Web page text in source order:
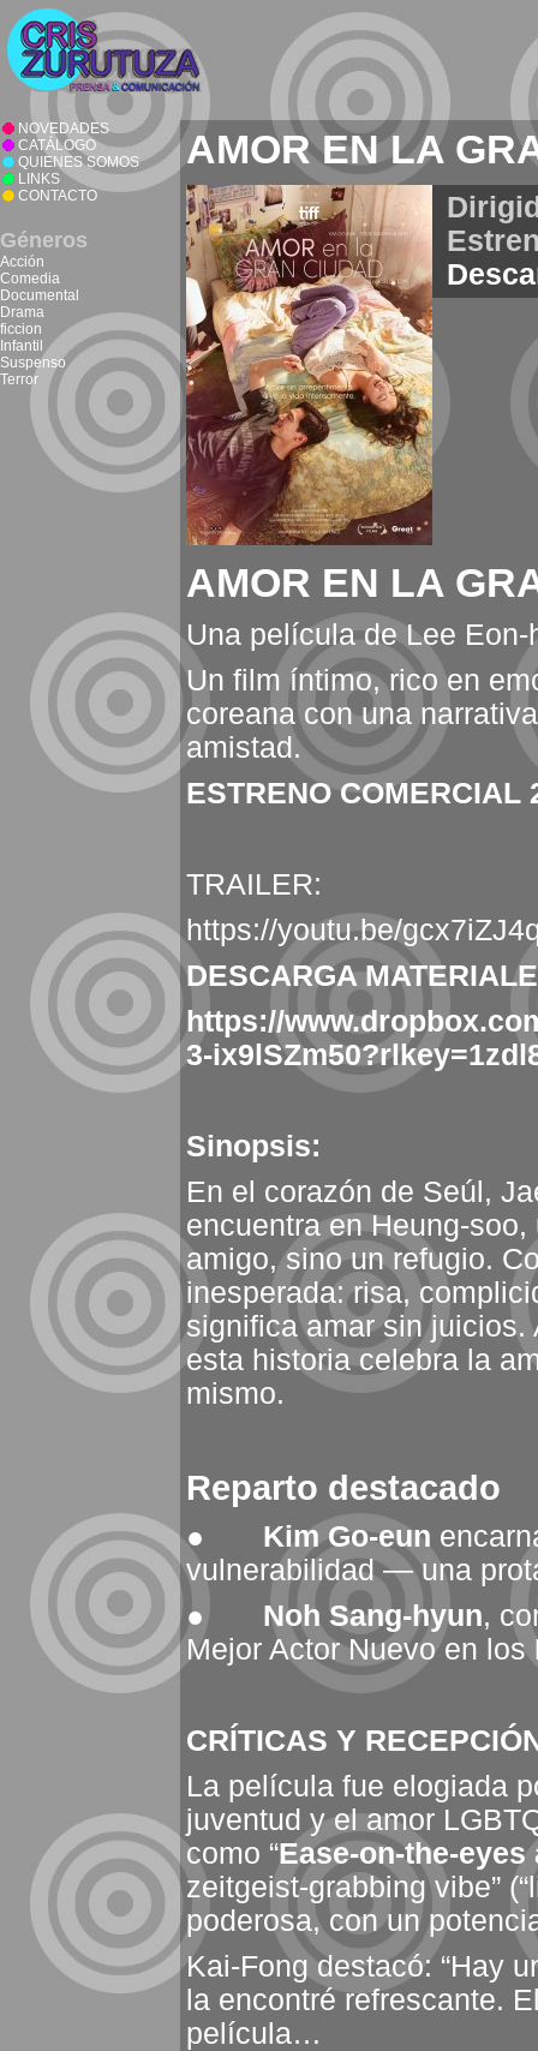
NOVEDADES
CATÁLOGO
QUIENES SOMOS
LINKS
CONTACTO
Géneros
Acción
Comedia
Documental
Drama
ficcion
Infantil
Suspenso
Terror
AMOR EN LA
AMOR EN LA
Una película de Lee Eon-
Un film íntimo, rico en
coreana con una
amistad.
ESTRENO COMERCIAL
TRAILER:
https://youtu.be/
DESCARGA
https://
3-
Sinopsis:
En el corazón de Seúl,
encuentra en
amigo, sino un refugio.
inesperada: risa,
significa amar sin juicios.
esta historia celebra la
mismo.
Reparto destacado
● Kim Go‑eun
vulnerabilidad — una
● Noh Sang‑hyun,
Mejor Actor Nuevo en los
CRÍTICAS Y
La película fue elogiada
juventud y el amor
como “
zeitgeist‑grabbing vibe”
poderosa, con un
Kai‑Fong destacó: “Hay
la encontré refrescante.
película…